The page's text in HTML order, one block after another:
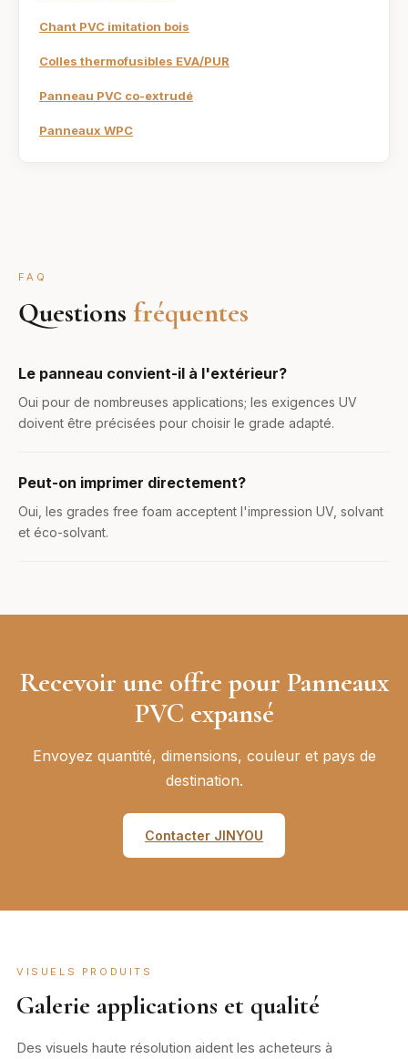
Chant PVC imitation bois
Colles thermofusibles EVA/PUR
Panneau PVC co-extrudé
Panneaux WPC
FAQ
Questions fréquentes
Le panneau convient-il à l'extérieur?
Oui pour de nombreuses applications; les exigences UV
doivent être précisées pour choisir le grade adapté.
Peut-on imprimer directement?
Oui, les grades free foam acceptent l'impression UV, solvant
et éco-solvant.
Recevoir une offre pour Panneaux
PVC expansé
Envoyez quantité, dimensions, couleur et pays de
destination.
Contacter JINYOU
VISUELS PRODUITS
Galerie applications et qualité
Des visuels haute résolution aident les acheteurs à